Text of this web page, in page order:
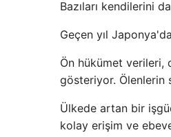
Bazıları kendilerini
Geçen yıl
Ön hükümet verileri,
gösteriyor. Ölenlerin
Ülkede artan bir
kolay erişim ve